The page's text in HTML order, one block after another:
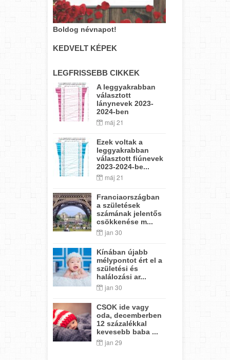
Boldog névnapot!
KEDVELT KÉPEK
LEGFRISSEBB CIKKEK
A leggyakrabban
választott
lánynevek 2023-
2024-ben
máj 21
Ezek voltak a
leggyakrabban
választott fiúnevek
2023-2024-be...
máj 21
Franciaországban
a születések
számának jelentős
csökkenése m...
jan 30
Kínában újabb
mélypontot ért el a
születési és
halálozási ar...
jan 30
CSOK ide vagy
oda, decemberben
12 százalékkal
kevesebb baba ...
jan 29